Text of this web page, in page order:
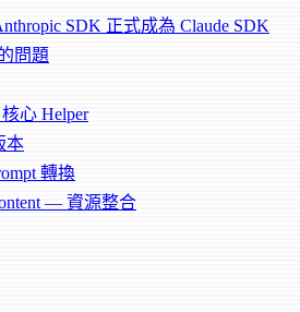
SDK 正式成為 Claude SDK
問題
心 Helper
本
轉換
— 資源整合